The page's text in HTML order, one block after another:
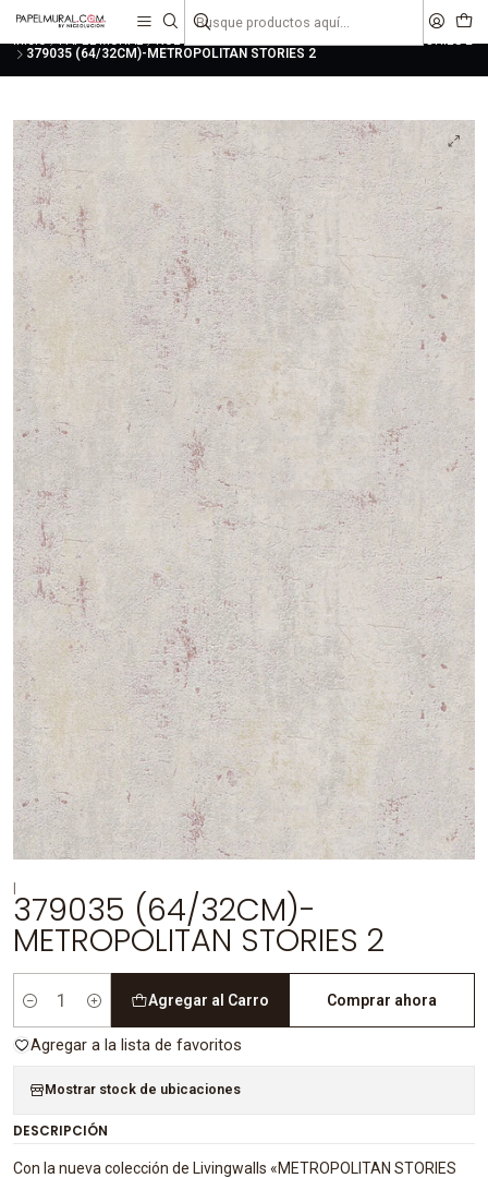
liquidaciones
Inicio PAPEL MURAL NUEVAS COLECCIONES
METROPOLITAN STORIES 2
379035 (64/32CM)-METROPOLITAN STORIES 2
379035 (64/32CM)-
METROPOLITAN STORIES 2
Cantidad
Agregar al Carro Comprar ahora
Agregar a la lista de favoritos
Mostrar stock de ubicaciones
DESCRIPCIÓN
Con la nueva colección de Livingwalls «METROPOLITAN STORIES